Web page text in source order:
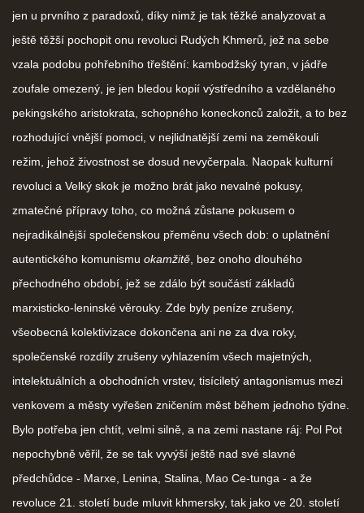
jen u prvního z paradoxů, díky nimž je tak těžké analyzovat a
ještě těžší pochopit onu revoluci Rudých Khmerů, jež na sebe
vzala podobu pohřebního třeštění: kambodžský tyran, v jádře
zoufale omezený, je jen bledou kopií výstředního a vzdělaného
pekingského aristokrata, schopného koneckonců založit, a to bez
rozhodující vnější pomoci, v nejlidnatější zemi na zeměkouli
režim, jehož živostnost se dosud nevyčerpala. Naopak kulturní
revoluci a Velký skok je možno brát jako nevalné pokusy,
zmatečné přípravy toho, co možná zůstane pokusem o
nejradikálnější společenskou přeměnu všech dob: o uplatnění
autentického komunismu okamžitě , bez onoho dlouhého
přechodného období, jež se zdálo být součástí základů
marxisticko-leninské věrouky. Zde byly peníze zrušeny,
všeobecná kolektivizace dokončena ani ne za dva roky,
společenské rozdíly zrušeny vyhlazením všech majetných,
intelektuálních a obchodních vrstev, tisíciletý antagonismus mezi
venkovem a městy vyřešen zničením měst během jednoho týdne.
Bylo potřeba jen chtít, velmi silně, a na zemi nastane ráj: Pol Pot
nepochybně věřil, že se tak vyvýší ještě nad své slavné
předchůdce - Marxe, Lenina, Stalina, Mao Ce-tunga - a že
revoluce 21. století bude mluvit khmersky, tak jako ve 20. století